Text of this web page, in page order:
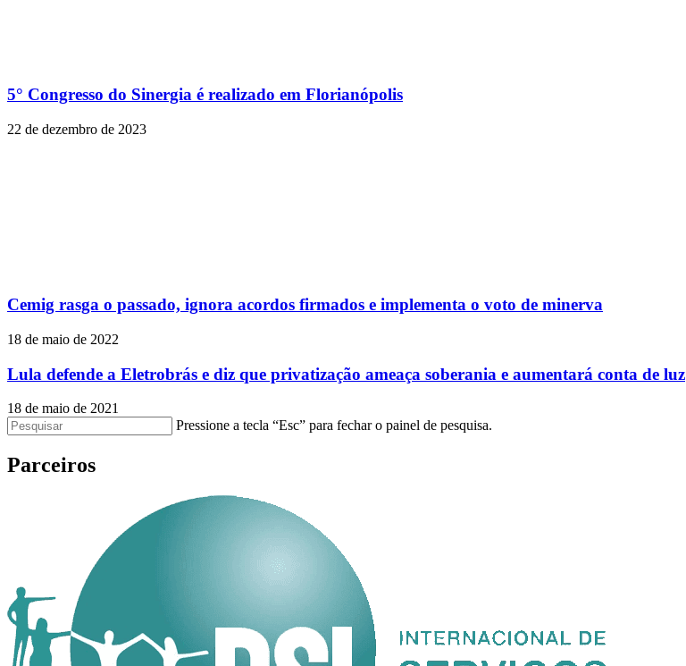
5° Congresso do Sinergia é realizado em Florianópolis
22 de dezembro de 2023
Cemig rasga o passado, ignora acordos firmados e implementa o voto de minerva
18 de maio de 2022
Lula defende a Eletrobrás e diz que privatização ameaça soberania e aumentará conta de luz
18 de maio de 2021
Pressione a tecla “Esc” para fechar o painel de pesquisa.
Parceiros